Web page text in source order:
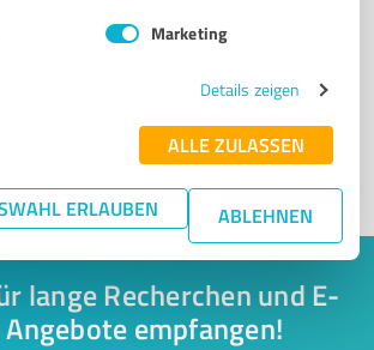
Marketing
Details zeigen
ALLE ZULASSEN
ERLAUBEN ABLEHNEN
hier gelistet werden?
lange Recherchen und E-
empfangen!